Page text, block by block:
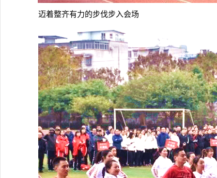
迈着整齐有力的步伐步入会场